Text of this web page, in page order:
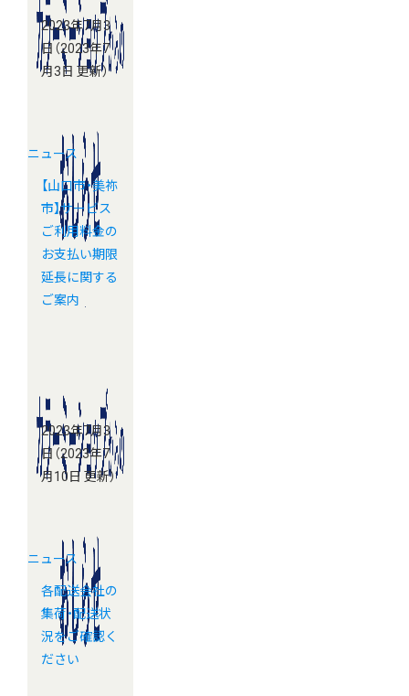
2023年7月3
日 （2023年7
月3日 更新）
ニュース
【山口市・美祢
市】サービス
ご利用料金の
お支払い期限
延長に関する
ご案内
2023年7月3
日 （2023年7
月10日 更新）
ニュース
各配送会社の
集荷・配送状
況をご確認く
ださい